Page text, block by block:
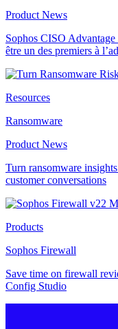
Product News
Sophos CISO
être un des premiers à
Resources
Ransomware
Product News
Turn ransomware
customer conversations
Products
Sophos Firewall
Save time on firewall
Config Studio